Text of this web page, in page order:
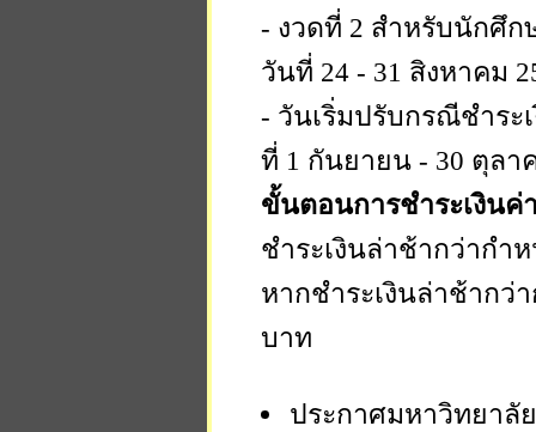
- งวดที่ 2 สำหรับนักศึ
วันที่ 24 - 31 สิงหาคม
- วันเริ่มปรับกรณีชำระ
ที่ 1 กันยายน - 30 ตุลา
ขั้นตอนการชำระเงินค่
ชำระเงินล่าช้ากว่ากำ
หากชำระเงินล่าช้ากว่
บาท
ประกาศมหาวิทยาลั